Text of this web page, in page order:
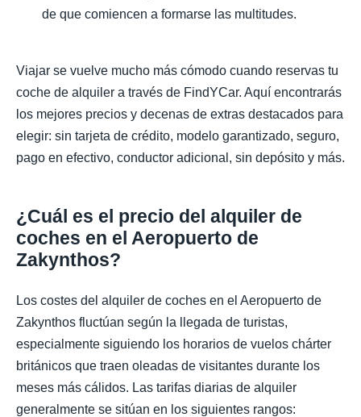
de que comiencen a formarse las multitudes.
Viajar se vuelve mucho más cómodo cuando reservas tu
coche de alquiler a través de FindYCar. Aquí encontrarás
los mejores precios y decenas de extras destacados para
elegir: sin tarjeta de crédito, modelo garantizado, seguro,
pago en efectivo, conductor adicional, sin depósito y más.
¿Cuál es el precio del alquiler de
coches en el Aeropuerto de
Zakynthos?
Los costes del alquiler de coches en el Aeropuerto de
Zakynthos fluctúan según la llegada de turistas,
especialmente siguiendo los horarios de vuelos chárter
británicos que traen oleadas de visitantes durante los
meses más cálidos. Las tarifas diarias de alquiler
generalmente se sitúan en los siguientes rangos: